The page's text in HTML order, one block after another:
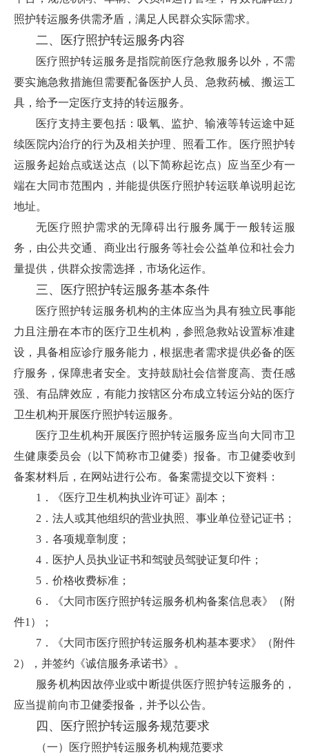
照护转运服务供需矛盾，满足人民群众实际需求。
二、医疗照护转运服务内容
医疗照护转运服务是指院前医疗急救服务以外，不需
要实施急救措施但需要配备医护人员、急救药械、搬运工
具，给予一定医疗支持的转运服务。
医疗支持主要包括：吸氧、监护、输液等转运途中延
续医院内治疗的行为及相关护理、照看工作。医疗照护转
运服务起始点或送达点（以下简称起讫点）应当至少有一
端在大同市范围内，并能提供医疗照护转运联单说明起讫
地址。
无医疗照护需求的无障碍出行服务属于一般转运服
务，由公共交通、商业出行服务等社会公益单位和社会力
量提供，供群众按需选择，市场化运作。
三、医疗照护转运服务基本条件
医疗照护转运服务机构的主体应当为具有独立民事能
力且注册在本市的医疗卫生机构，参照急救站设置标准建
设，具备相应诊疗服务能力，根据患者需求提供必备的医
疗服务，保障患者安全。支持鼓励社会信誉度高、责任感
强、有品牌效应，有能力按辖区分布成立转运分站的医疗
卫生机构开展医疗照护转运服务。
医疗卫生机构开展医疗照护转运服务应当向大同市卫
生健康委员会（以下简称市卫健委）报备。市卫健委收到
备案材料后，在网站进行公布。备案需提交以下资料：
1．《医疗卫生机构执业许可证》副本；
2．法人或其他组织的营业执照、事业单位登记证书；
3．各项规章制度；
4．医护人员执业证书和驾驶员驾驶证复印件；
5．价格收费标准；
6．《大同市医疗照护转运服务机构备案信息表》（附
件1）；
7．《大同市医疗照护转运服务机构基本要求》（附件
2），并签约《诚信服务承诺书》。
服务机构因故停业或中断提供医疗照护转运服务的，
应当提前向市卫健委报备，并予以公告。
四、医疗照护转运服务规范要求
（一）医疗照护转运服务机构规范要求